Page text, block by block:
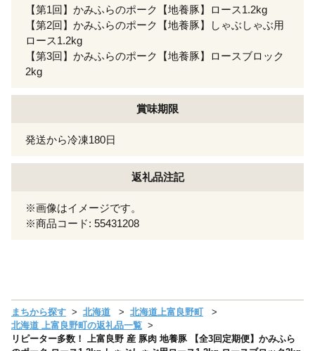
【第1回】かみふらのポーク【地養豚】ロース1.2kg
【第2回】かみふらのポーク【地養豚】しゃぶしゃぶ用
ロース1.2kg
【第3回】かみふらのポーク【地養豚】ロースブロック
2kg
賞味期限
発送から冷凍180日
返礼品注記
※画像はイメージです。
※商品コード: 55431208
まちから探す 北海道
北海道上富良野町
北海道 上富良野町の返礼品一覧
リピーター多数！ 上富良野 産 豚肉 地養豚 【全3回定期便】かみふら